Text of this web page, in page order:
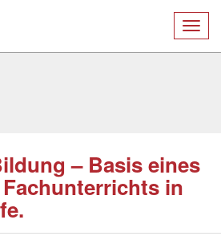
– Basis eines
in